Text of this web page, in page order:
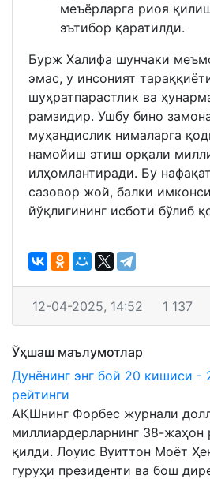
меъёрларга риоя
эътибор қаратилди.
Бурж Халифа шунчаки
эмас, у инсоният
шуҳратпарастлик ва
рамзидир. Ушбу бино
муҳандислик нималарга
намойиш этиш орқали
илҳомлантиради. Бу
сазовор жой, балки
йўқлигининг исботи бўлиб
12-04-2025, 14:52 1 137
Ўҳшаш маълумотлар
Дунёнинг энг бой 20 кишиси -
рейтинги
АҚШнинг Форбес журнали
миллиардерларнинг 38-жаҳон
қилди. Лоуис Вуиттон Моëт
гуруҳи президенти ва бош